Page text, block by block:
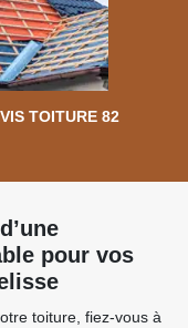
TOITURE 82
pour vos
toiture, fiez-vous à